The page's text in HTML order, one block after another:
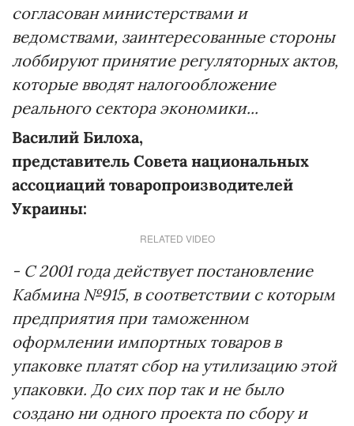
согласован министерствами и
ведомствами, заинтересованные стороны
лоббируют принятие регуляторных актов,
которые вводят налогообложение
реального сектора экономики...
Василий Билоха,
представитель Совета национальных
ассоциаций товаропроизводителей
Украины:
RELATED VIDEO
- С 2001 года действует постановление
Кабмина №915, в соответствии с которым
предприятия при таможенном
оформлении импортных товаров в
упаковке платят сбор на утилизацию этой
упаковки. До сих пор так и не было
создано ни одного проекта по сбору и